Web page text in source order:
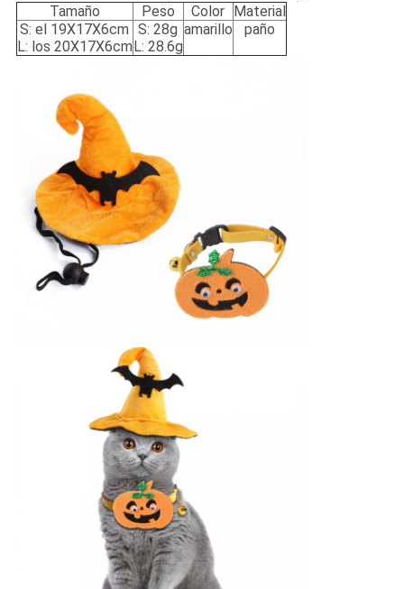
Tamaño Peso Color
Material
S: el 19X17X6cm
L: los 20X17X6cm
S: 28g
L: 28.6g
amarillo paño